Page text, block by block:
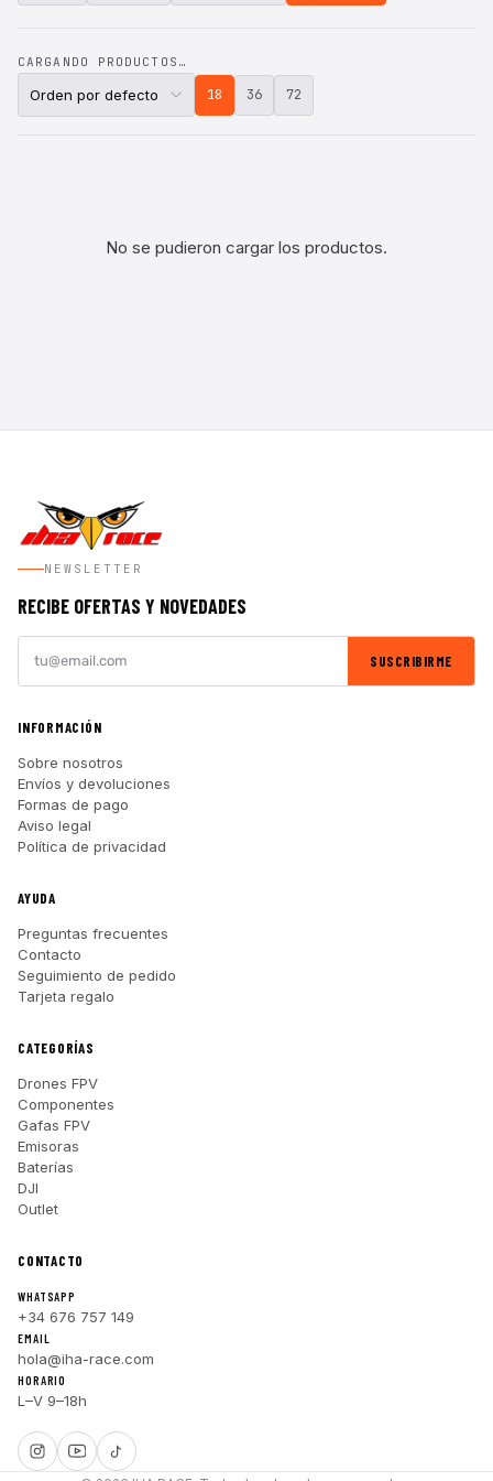
CARGANDO PRODUCTOS…
18 36 72
No se pudieron cargar los productos.
NEWSLETTER
RECIBE OFERTAS Y NOVEDADES
SUSCRIBIRME
INFORMACIÓN
Sobre nosotros
Envíos y devoluciones
Formas de pago
Aviso legal
Política de privacidad
AYUDA
Preguntas frecuentes
Contacto
Seguimiento de pedido
Tarjeta regalo
CATEGORÍAS
Drones FPV
Componentes
Gafas FPV
Emisoras
Baterías
DJI
Outlet
CONTACTO
WHATSAPP
+34 676 757 149
EMAIL
hola@iha-race.com
HORARIO
L–V 9–18h